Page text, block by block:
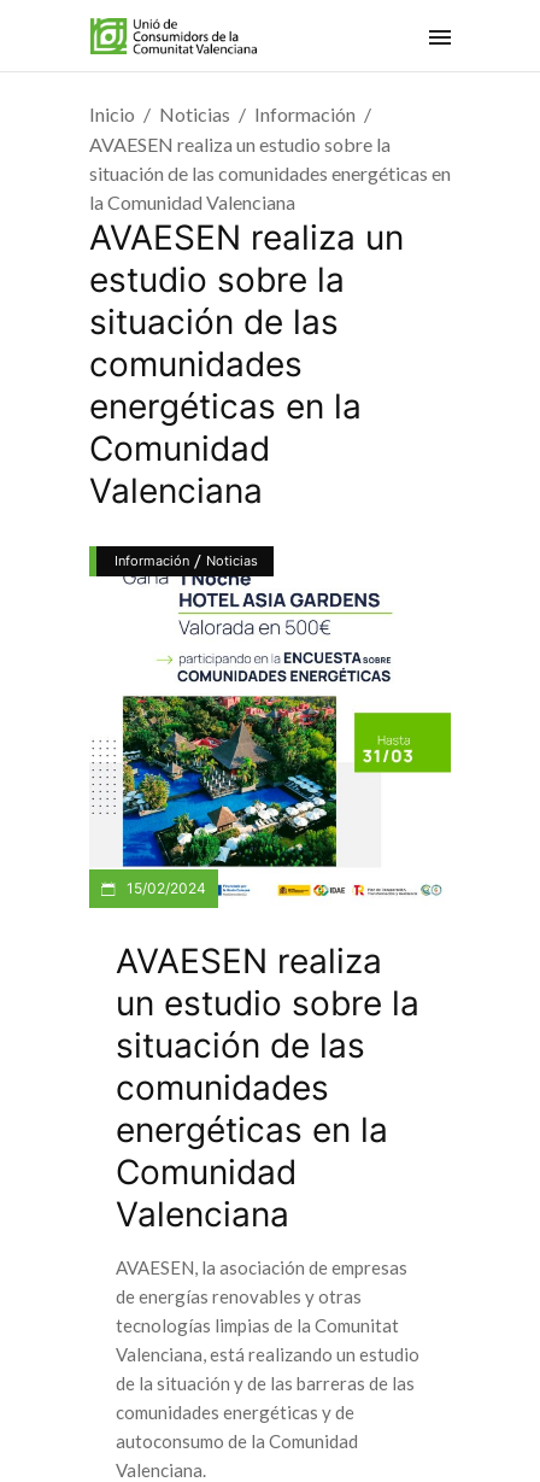
Inicio Noticias
Información
AVAESEN realiza un estudio sobre la
situación de las comunidades energéticas en
la Comunidad Valenciana
AVAESEN realiza un
estudio sobre la
situación de las
comunidades
energéticas en la
Comunidad
Valenciana
Información / Noticias
15/02/2024
AVAESEN realiza
un estudio sobre la
situación de las
comunidades
energéticas en la
Comunidad
Valenciana
AVAESEN, la asociación de empresas
de energías renovables y otras
tecnologías limpias de la Comunitat
Valenciana, está realizando un estudio
de la situación y de las barreras de las
comunidades energéticas y de
autoconsumo de la Comunidad
Valenciana.